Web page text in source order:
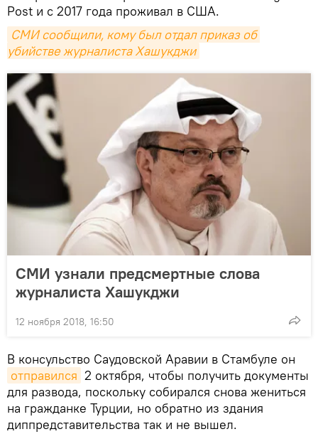
Post и с 2017 года проживал в США.
СМИ сообщили, кому был отдал приказ об
убийстве журналиста Хашукджи
СМИ узнали предсмертные слова
журналиста Хашукджи
12 ноября 2018, 16:50
В консульство Саудовской Аравии в Стамбуле он
отправился 2 октября, чтобы получить документы
для развода, поскольку собирался снова жениться
на гражданке Турции, но обратно из здания
диппредставительства так и не вышел.